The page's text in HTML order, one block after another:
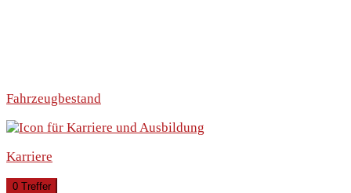
Fahrzeugbestand
Karriere
0 Treffer